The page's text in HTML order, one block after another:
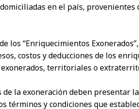
en el país,
los “Enriquecimientos
costos y deducciones de los
territoriales o
la exoneración deben presentar
términos y condiciones que